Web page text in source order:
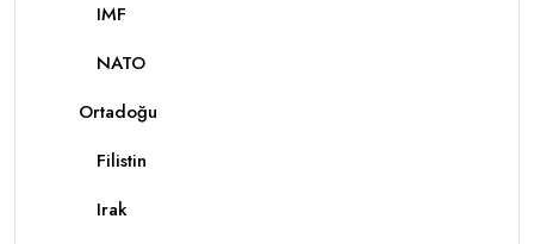
IMF
NATO
Ortadoğu
Filistin
Irak